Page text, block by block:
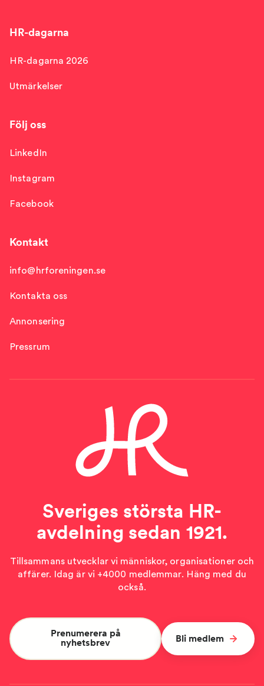
HR-dagarna
HR-dagarna 2026
Utmärkelser
Följ oss
LinkedIn
Instagram
Facebook
Kontakt
info@hrforeningen.se
Kontakta oss
Annonsering
Pressrum
Sveriges största HR-
avdelning sedan 1921.
Tillsammans utvecklar vi människor, organisationer och
affärer. Idag är vi +4000 medlemmar. Häng med du
också.
Prenumerera på
nyhetsbrev
Bli medlem